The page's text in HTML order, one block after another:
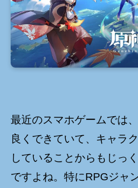
最近のスマホゲームでは
良くできていて、キャラ
していることからもじっ
ですよね。特にRPGジャ